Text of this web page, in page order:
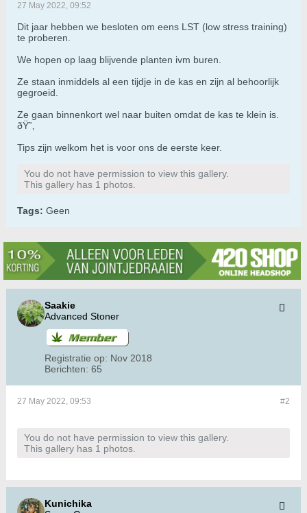
27 May 2022, 09:52
Dit jaar hebben we besloten om eens LST (low stress training)
te proberen.
We hopen op laag blijvende planten ivm buren.
Ze staan inmiddels al een tijdje in de kas en zijn al behoorlijk
gegroeid.
Ze gaan binnenkort wel naar buiten omdat de kas te klein is.
ðŸ˜‚
Tips zijn welkom het is voor ons de eerste keer.
You do not have permission to view this gallery.
This gallery has 1 photos.
Tags: Geen
Saakie
Advanced Stoner
Registratie op: Nov 2018
Berichten: 65
#2
27 May 2022, 09:53
You do not have permission to view this gallery.
This gallery has 1 photos.
Kunichika